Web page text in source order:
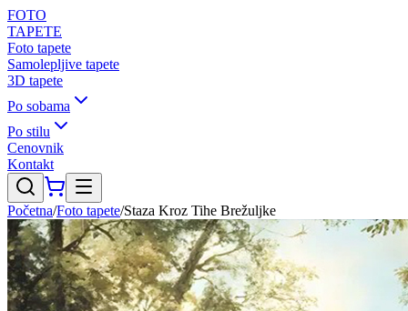
FOTO
TAPETE
Foto tapete
Samolepljive tapete
3D tapete
Po sobama
Po stilu
Cenovnik
Kontakt
Početna/Foto tapete/Staza Kroz Tihe Brežuljke